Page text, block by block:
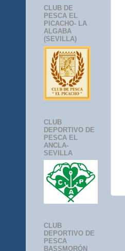
CLUB DE
PESCA EL
PICACHO- LA
ALGABA
(SEVILLA)
CLUB
DEPORTIVO DE
PESCA EL
ANCLA-
SEVILLA
CLUB
DEPORTIVO DE
PESCA
BASSMORÓN